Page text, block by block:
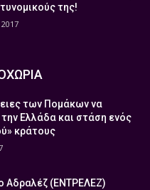
της!
των Πομάκων να
Ελλάδα και στάση ενός
κράτους
Αδραλέζ (ΕΝΤΡΕΛΕΖ)